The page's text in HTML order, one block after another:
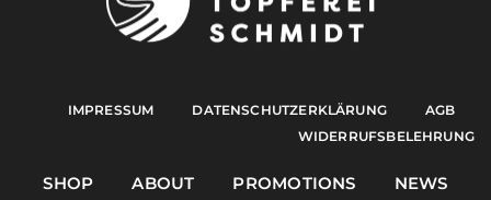
IMPRESSUM DATENSCHUTZERKLÄRUNG
AGB
WIDERRUFSBELEHRUNG
SHOP ABOUT PROMOTIONS NEWS